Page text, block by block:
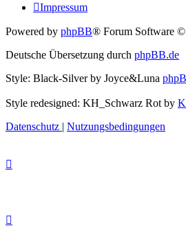
Impressum
Powered by phpBB® Forum Software
Deutsche Übersetzung durch phpBB.de
Style: Black-Silver by Joyce&Luna
Style redesigned: KH_Schwarz Rot by
Datenschutz | Nutzungsbedingungen